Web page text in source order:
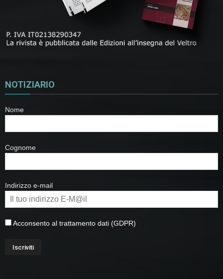
NOTIZIARIO
Nome
Cognome
Indirizzo e-mail
Acconsento al trattamento dati (GDPR)